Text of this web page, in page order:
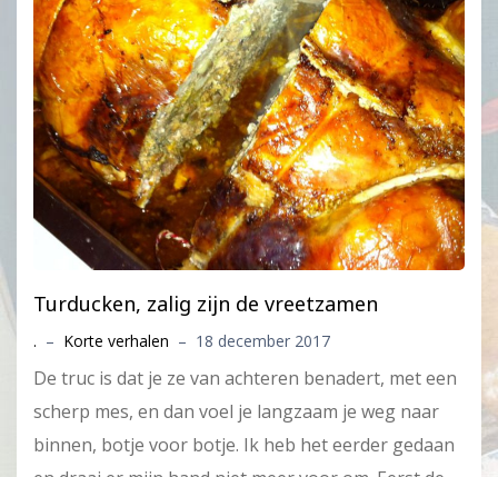
Turducken, zalig zijn de vreetzamen
. – Korte verhalen – 18 december 2017
De truc is dat je ze van achteren benadert, met een
scherp mes, en dan voel je langzaam je weg naar
binnen, botje voor botje. Ik heb het eerder gedaan